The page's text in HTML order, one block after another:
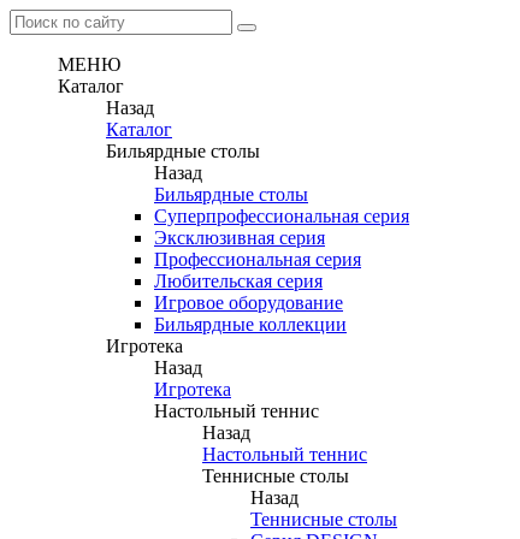
МЕНЮ
Каталог
Назад
Каталог
Бильярдные столы
Назад
Бильярдные столы
Суперпрофессиональная серия
Эксклюзивная серия
Профессиональная серия
Любительская серия
Игровое оборудование
Бильярдные коллекции
Игротека
Назад
Игротека
Настольный теннис
Назад
Настольный теннис
Теннисные столы
Назад
Теннисные столы